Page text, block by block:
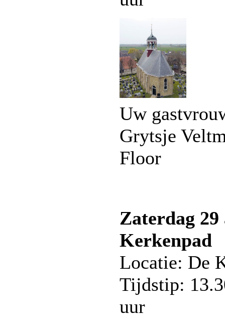
Uw
Grytsje
Floor
Zaterdag 29
Kerkenpad
Locatie: De
Tijdstip:
uur